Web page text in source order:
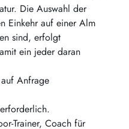
Die Auswahl der
Einkehr auf einer Alm
sind, erfolgt
ein jeder daran
Anfrage
Trainer, Coach für